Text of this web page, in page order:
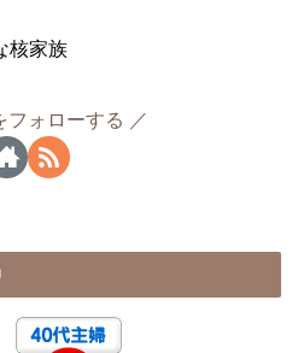
核家族
フォローする